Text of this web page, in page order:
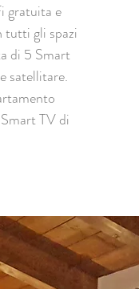
gratuita e
tutti gli spazi
di 5 Smart
satellitare.
TV di